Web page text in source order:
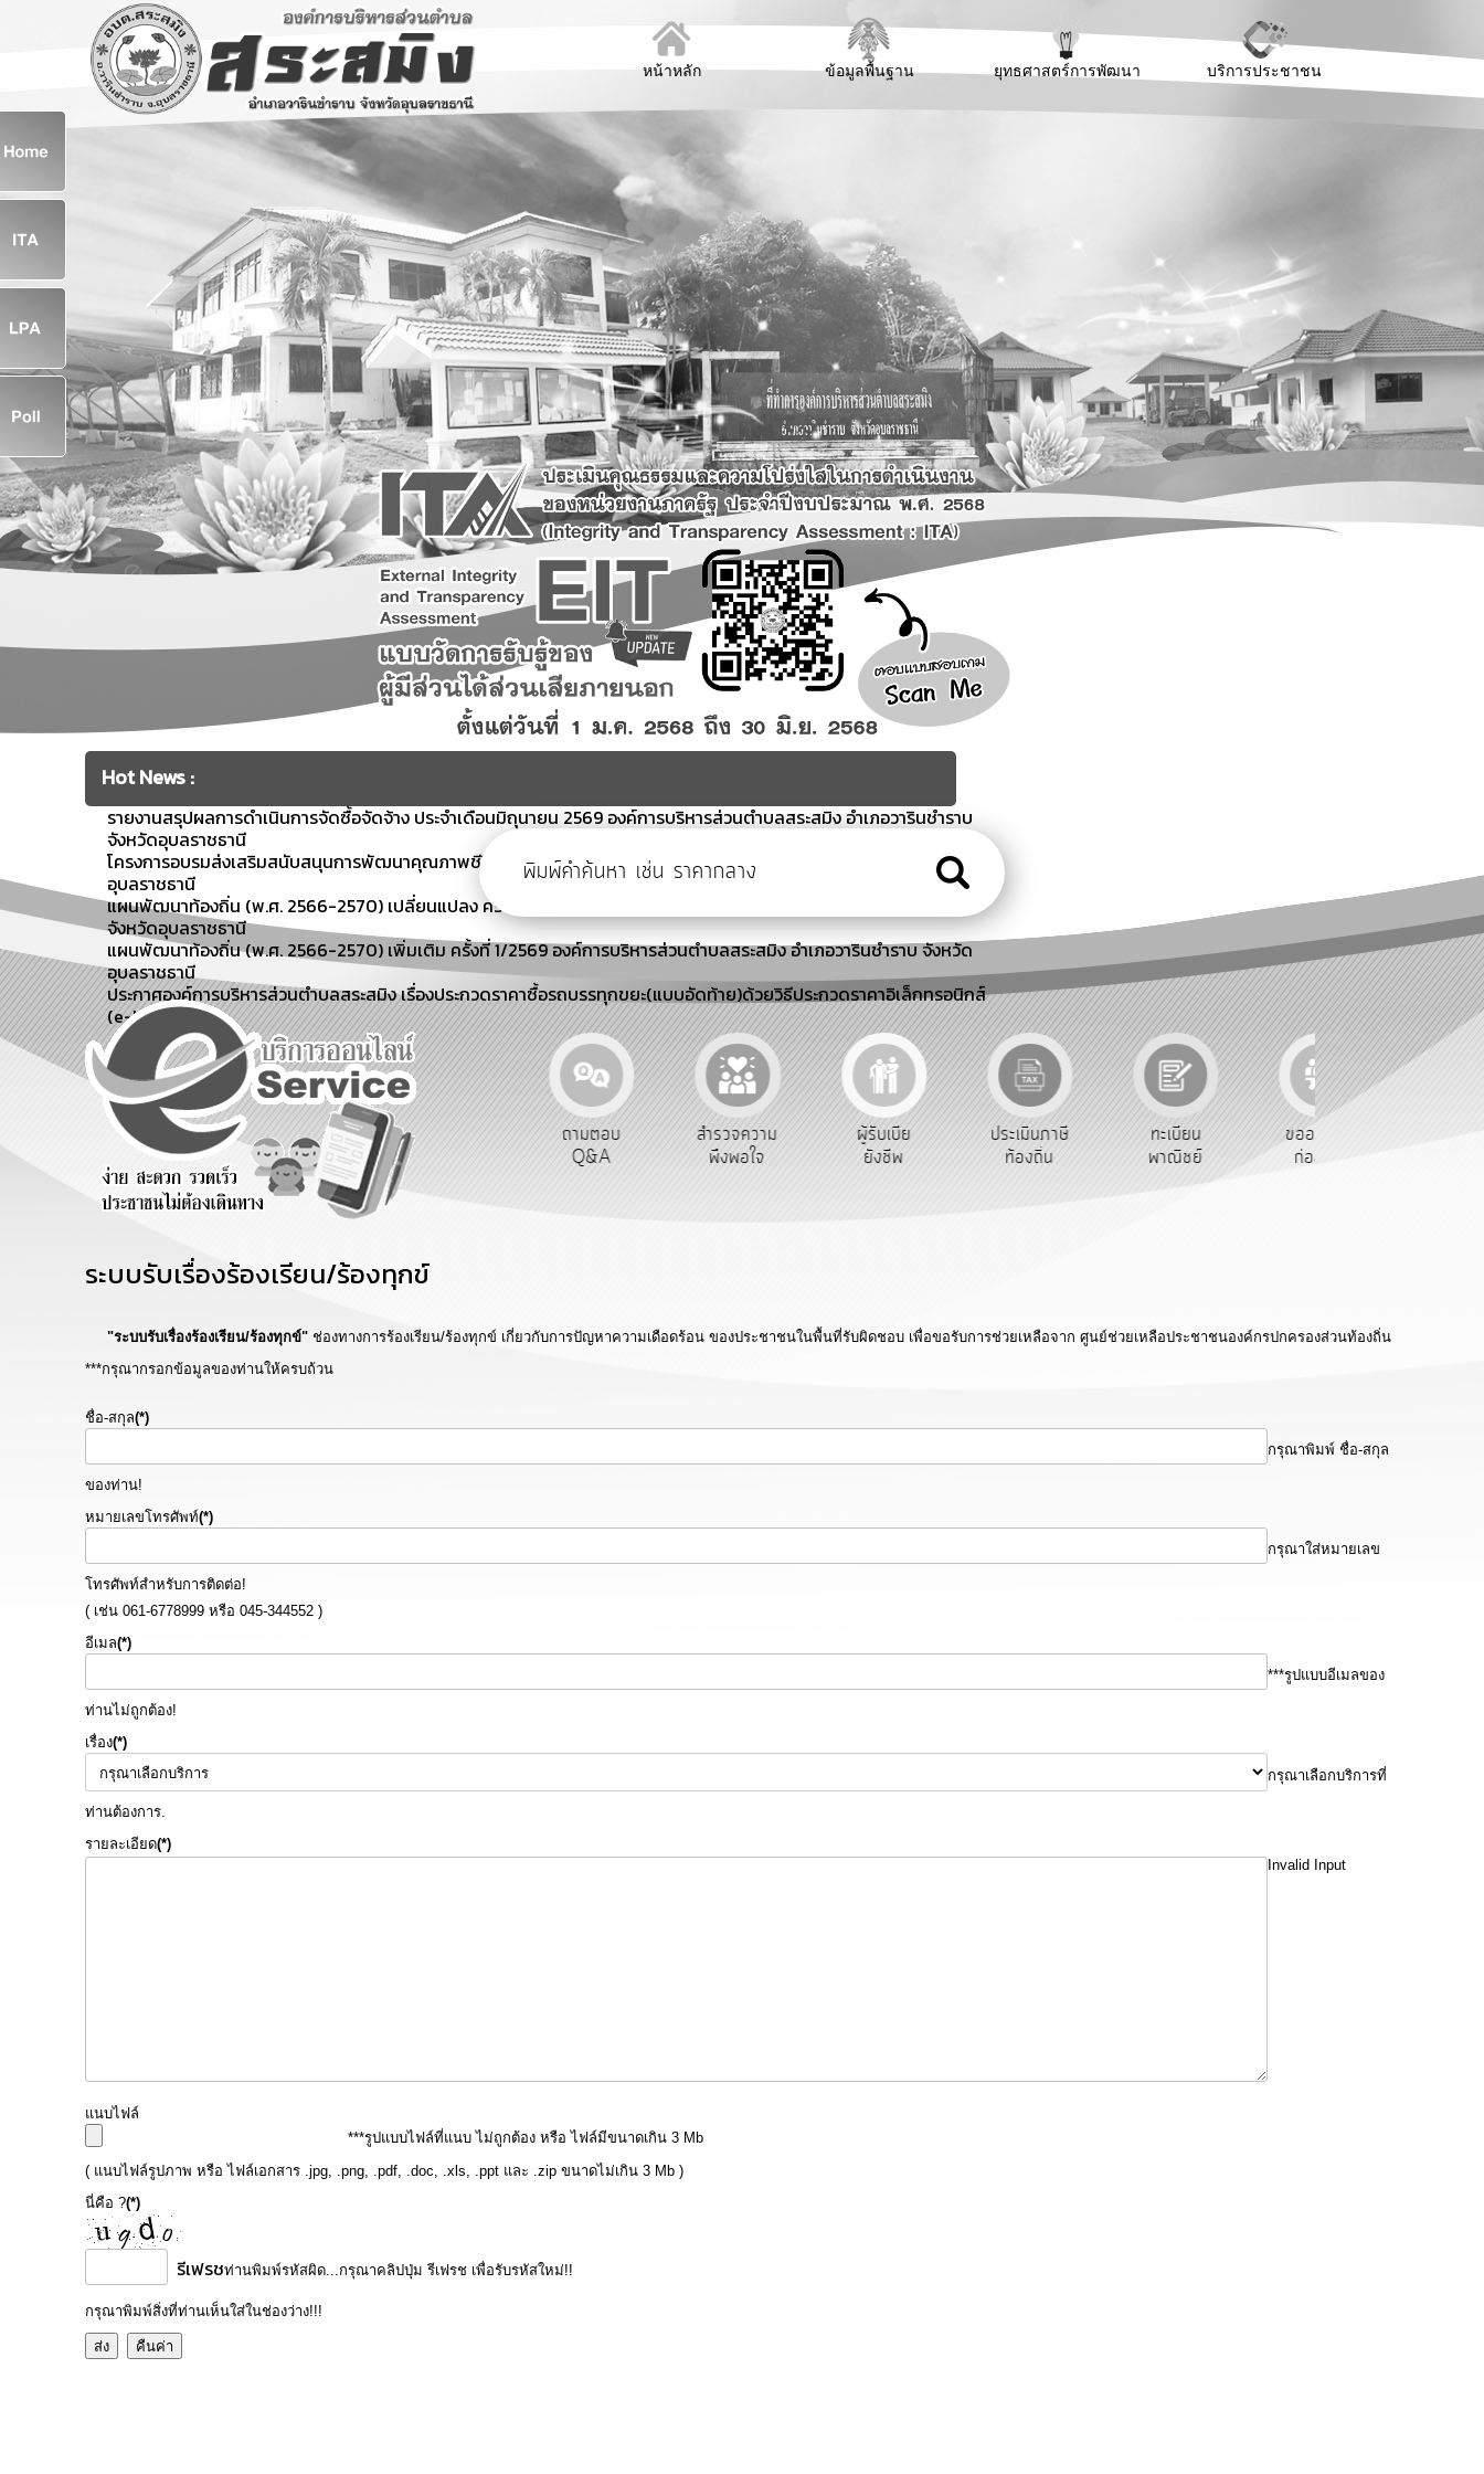
หน้าหลัก ข้อมูลพื้นฐาน ยุทธศาสตร์การพัฒนา บริการประชาชน
Hot News :
รายงานสรุปผลการดำเนินการจัดซื้อจัดจ้าง ประจำเดือนมิถุนายน 2569 องค์การบริหารส่วนตำบลสระสมิง อำเภอวารินชำราบ
จังหวัดอุบลราชธานี
โครงการอบรมส่งเสริมสนับสนุนการพัฒนาคุณภาพชีวิตผู้สูงอายุ (โรงเรียนผู้สูงอายุ) อบต.สระสมิง อำเภอวารินชำราบ จังหวัด
อุบลราชธานี
แผนพัฒนาท้องถิ่น (พ.ศ. 2566-2570) เปลี่ยนแปลง ครั้งที่ 1/2569 องค์การบริหารส่วนตำบลสระสมิง อำเภอวารินชำราบ
จังหวัดอุบลราชธานี
แผนพัฒนาท้องถิ่น (พ.ศ. 2566-2570) เพิ่มเติม ครั้งที่ 1/2569 องค์การบริหารส่วนตำบลสระสมิง อำเภอวารินชำราบ จังหวัด
อุบลราชธานี
ประกาศองค์การบริหารส่วนตำบลสระสมิง เรื่องประกวดราคาซื้อรถบรรทุกขยะ(แบบอัดท้าย)ด้วยวิธีประกวดราคาอิเล็กทรอนิกส์
(e-bidding)
ร้องเรียน
ร้องเรียน
การบริหาร
ทรัพยากร
บุคคล
e-Service
บริการ
ออนไลน์
ถามตอบ
Q&A
สำรวจความ
พึงพอใจ
ผู้รับเบีย
ประเมินภาษี
ทะเบียน
พาณิชย์
ขออนุญาต
ก่อสร้าง
ระบบรับเรื่องร้องเรียน/ร้องทุกข์
"ระบบรับเรื่องร้องเรียน/ร้องทุกข์" ช่องทางการร้องเรียน/ร้องทุกข์ เกี่ยวกับการปัญหาความเดือดร้อน ของประชาชนในพื้นที่รับผิดชอบ เพื่อขอรับการช่วยเหลือจาก ศูนย์ช่วยเหลือประชาชนองค์กรปกครองส่วนท้องถิ่น
***กรุณากรอกข้อมูลของท่านให้ครบถ้วน
ชื่อ-สกุล(*)
กรุณาพิมพ์ ชื่อ-สกุล
ของท่าน!
หมายเลขโทรศัพท์(*)
กรุณาใส่หมายเลข
โทรศัพท์สำหรับการติดต่อ!
( เช่น 061-6778999 หรือ 045-344552 )
อีเมล(*)
***รูปแบบอีเมลของ
ท่านไม่ถูกต้อง!
เรื่อง(*)
กรุณาเลือกบริการที่
ท่านต้องการ.
รายละเอียด(*)
Invalid Input
แนบไฟล์
***รูปแบบไฟล์ที่แนบ ไม่ถูกต้อง หรือ ไฟล์มีขนาดเกิน 3 Mb
( แนบไฟล์รูปภาพ หรือ ไฟล์เอกสาร .jpg, .png, .pdf, .doc, .xls, .ppt และ .zip ขนาดไม่เกิน 3 Mb )
นี่คือ ?(*)
รีเฟรชท่านพิมพ์รหัสผิด...กรุณาคลิปปุ่ม รีเฟรช เพื่อรับรหัสใหม่!!
กรุณาพิมพ์สิ่งที่ท่านเห็นใส่ในช่องว่าง!!!